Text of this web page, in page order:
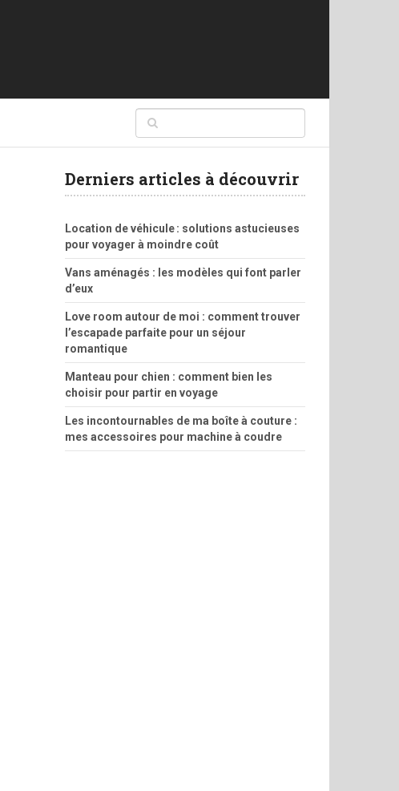
Derniers articles à découvrir
Location de véhicule : solutions astucieuses
pour voyager à moindre coût
Vans aménagés : les modèles qui font parler
d’eux
Love room autour de moi : comment trouver
l’escapade parfaite pour un séjour
romantique
Manteau pour chien : comment bien les
choisir pour partir en voyage
Les incontournables de ma boîte à couture :
mes accessoires pour machine à coudre